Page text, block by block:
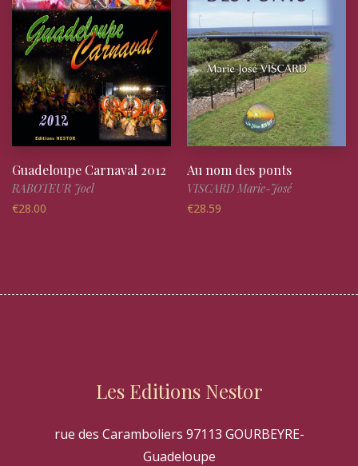
Guadeloupe Carnaval 2012
RABOTEUR Joel
€28.00
Au nom des ponts
VISCARD Marie-José
€28.59
Les Editions Nestor
rue des Caramboliers 97113 GOURBEYRE-
Guadeloupe